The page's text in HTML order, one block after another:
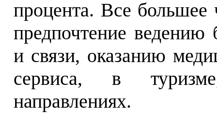
процента. Все
предпочтение
и связи, оказанию
сервиса, в
направлениях.